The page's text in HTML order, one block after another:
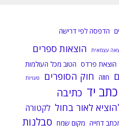
הדפסה לפי דרישה
עצמאית הוצאות ספרים
הוצאת פרדס הטוב מכל העולמות
חוזה חוק הסופרים טעויות
כתב יד כתיבה
לאור בחול לקטורה
דחייה מקום שמח סבלנות